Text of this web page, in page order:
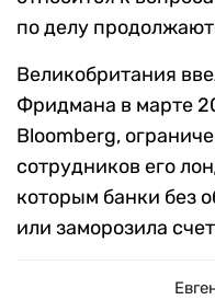
по делу
Великобритания
Фридмана в марте
Bloomberg,
сотрудников его
которым банки без
или заморозила